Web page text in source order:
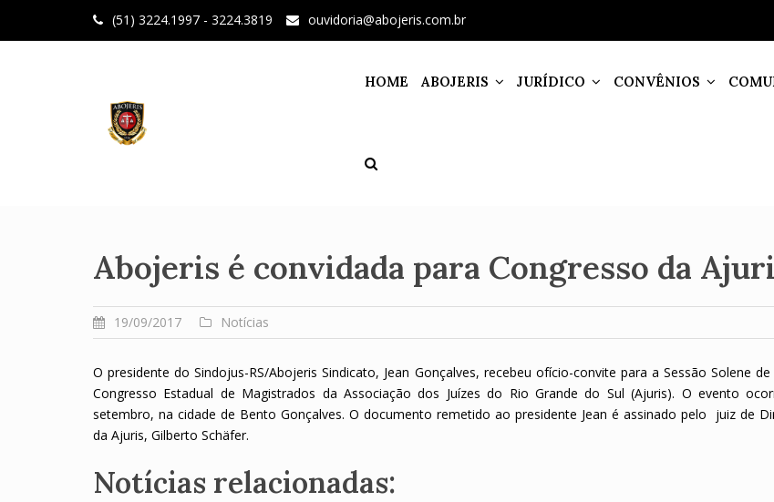
(51) 3224.1997 - 3224.3819 ouvidoria@abojeris.com.br
HOME ABOJERIS JURÍDICO CONVÊNIOS
Abojeris é convidada para Congresso da
19/09/2017 Notícias
O presidente do Sindojus-RS/Abojeris Sindicato, Jean Gonçalves, recebeu ofício-convite para a Sessão Solene
Congresso Estadual de Magistrados da Associação dos Juízes do Rio Grande do Sul (Ajuris). O evento
setembro, na cidade de Bento Gonçalves. O documento remetido ao presidente Jean é assinado pelo juiz de
da Ajuris, Gilberto Schäfer.
Notícias relacionadas: